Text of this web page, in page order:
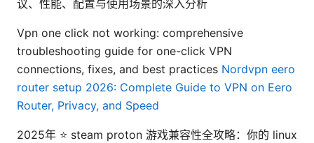
议、性能、配置与使用场景的深入分析
Vpn one click not working: comprehensive
troubleshooting guide for one-click VPN
connections, fixes, and best practices Nordvpn eero
router setup 2026: Complete Guide to VPN on Eero
Router, Privacy, and Speed
2025年 ⭐ steam proton 游戏兼容性全攻略：你的 linux